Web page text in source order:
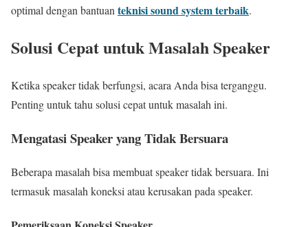
optimal dengan bantuan teknisi sound system terbaik.
Solusi Cepat untuk Masalah Speaker
Ketika speaker tidak berfungsi, acara Anda bisa terganggu.
Penting untuk tahu solusi cepat untuk masalah ini.
Mengatasi Speaker yang Tidak Bersuara
Beberapa masalah bisa membuat speaker tidak bersuara. Ini
termasuk masalah koneksi atau kerusakan pada speaker.